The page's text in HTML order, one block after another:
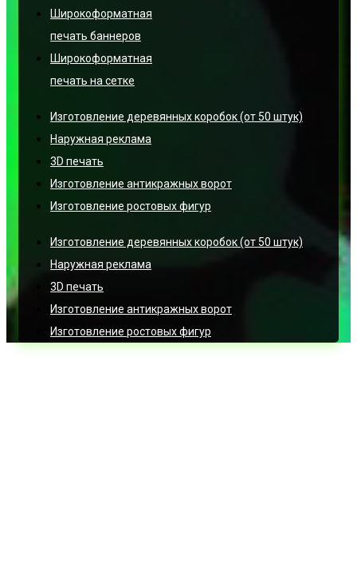
Широкоформатная
печать баннеров
Широкоформатная
печать на сетке
Изготовление деревянных коробок (от 50 штук)
Наружная реклама
3D печать
Изготовление антикражных ворот
Изготовление ростовых фигур
Изготовление деревянных коробок (от 50 штук)
Наружная реклама
3D печать
Изготовление антикражных ворот
Изготовление ростовых фигур